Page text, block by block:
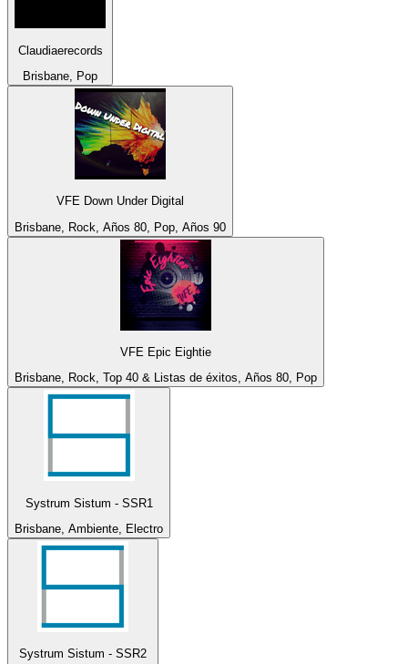
Claudiaerecords
Brisbane, Pop
VFE Down Under Digital
Brisbane, Rock, Años 80, Pop, Años 90
VFE Epic Eightie
Brisbane, Rock, Top 40 & Listas de éxitos, Años 80, Pop
Systrum Sistum - SSR1
Brisbane, Ambiente, Electro
Systrum Sistum - SSR2